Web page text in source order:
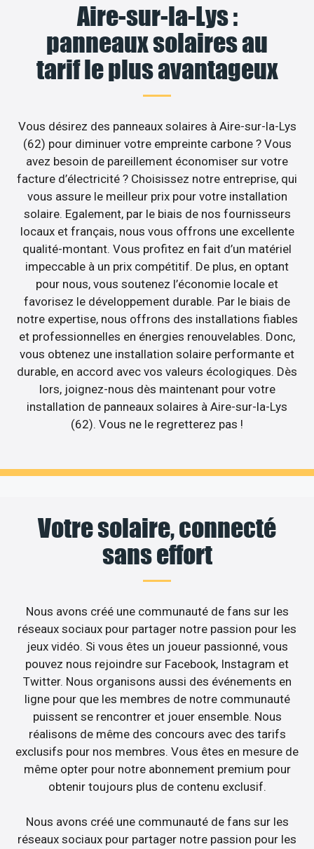
Aire-sur-la-Lys :
panneaux solaires au
tarif le plus avantageux
Vous désirez des panneaux solaires à Aire-sur-la-Lys
(62) pour diminuer votre empreinte carbone ? Vous
avez besoin de pareillement économiser sur votre
facture d’électricité ? Choisissez notre entreprise, qui
vous assure le meilleur prix pour votre installation
solaire. Egalement, par le biais de nos fournisseurs
locaux et français, nous vous offrons une excellente
qualité-montant. Vous profitez en fait d’un matériel
impeccable à un prix compétitif. De plus, en optant
pour nous, vous soutenez l’économie locale et
favorisez le développement durable. Par le biais de
notre expertise, nous offrons des installations fiables
et professionnelles en énergies renouvelables. Donc,
vous obtenez une installation solaire performante et
durable, en accord avec vos valeurs écologiques. Dès
lors, joignez-nous dès maintenant pour votre
installation de panneaux solaires à Aire-sur-la-Lys
(62). Vous ne le regretterez pas !
Votre solaire, connecté
sans effort
Nous avons créé une communauté de fans sur les
réseaux sociaux pour partager notre passion pour les
jeux vidéo. Si vous êtes un joueur passionné, vous
pouvez nous rejoindre sur Facebook, Instagram et
Twitter. Nous organisons aussi des événements en
ligne pour que les membres de notre communauté
puissent se rencontrer et jouer ensemble. Nous
réalisons de même des concours avec des tarifs
exclusifs pour nos membres. Vous êtes en mesure de
même opter pour notre abonnement premium pour
obtenir toujours plus de contenu exclusif.
Nous avons créé une communauté de fans sur les
réseaux sociaux pour partager notre passion pour les